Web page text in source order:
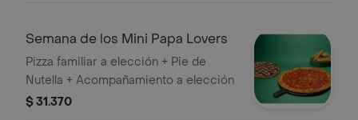
Semana de los Mini Papa Lovers
Pizza familiar a elección + Pie de
Nutella + Acompañamiento a elección
$ 31.370